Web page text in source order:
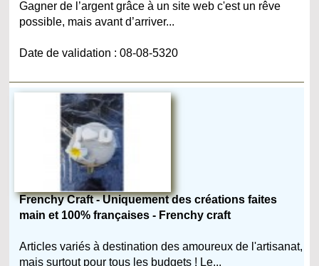
Gagner de l’argent grâce à un site web c'est un rêve
possible, mais avant d’arriver...
Date de validation : 08-08-5320
Frenchy Craft - Uniquement des créations faites
main et 100% françaises - Frenchy craft
Articles variés à destination des amoureux de l'artisanat,
mais surtout pour tous les budgets ! Le...